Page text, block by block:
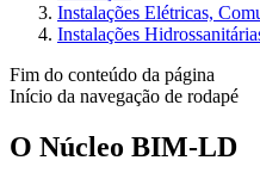
Instalações Elétricas,
Instalações
Fim do conteúdo da página
Início da navegação de rodapé
O Núcleo BIM-LD